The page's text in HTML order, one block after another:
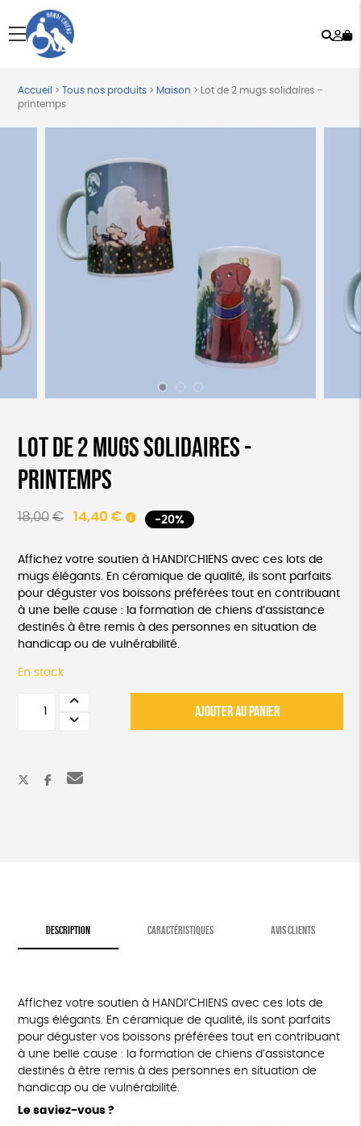
menu
Accueil > Tous nos produits> Maison >
Lot de 2 mugs solidaires –
printemps
Lot de 2 mugs solidaires -
printemps
18,00 €
Le
initial
était :
18,00€.
14,40 €
Le
actuel
est :
14,40€.
-20%
Affichez votre soutien à HANDI’CHIENS avec ces lots de
mugs élégants. En céramique de qualité, ils sont parfaits
pour déguster vos boissons préférées tout en contribuant
à une belle cause : la formation de chiens d’assistance
destinés à être remis à des personnes en situation de
handicap ou de vulnérabilité.
En stock
solidaires
AJOUTER AU PANIER
DESCRIPTION CARACTÉRISTIQUES AVIS CLIENTS
Affichez votre soutien à HANDI’CHIENS avec ces lots de
mugs élégants. En céramique de qualité, ils sont parfaits
pour déguster vos boissons préférées tout en contribuant
à une belle cause : la formation de chiens d’assistance
destinés à être remis à des personnes en situation de
handicap ou de vulnérabilité.
Le saviez-vous ?